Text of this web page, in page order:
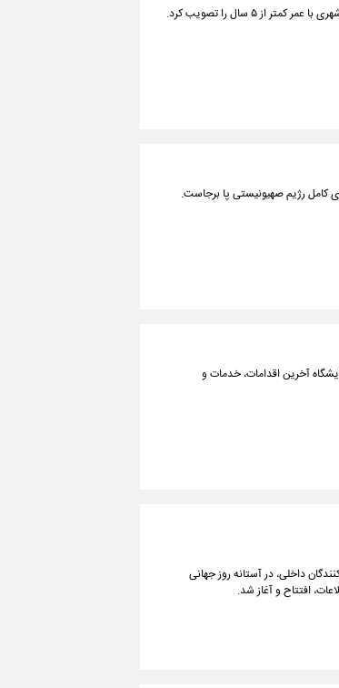
کامل رژیم صهیونیستی پا برجاست.
آخرین اقدامات، خدمات و
داخلی، در آستانه روز جهانی
افتتاح و آغاز شد.